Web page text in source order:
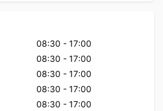
08:30 - 17:00
08:30 - 17:00
08:30 - 17:00
08:30 - 17:00
08:30 - 17:00